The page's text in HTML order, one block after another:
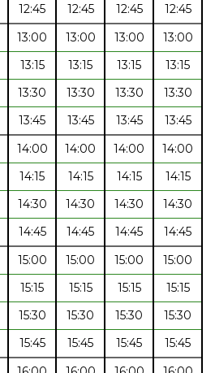
12:45 12:45 12:45
12:45
13:00 13:00 13:00
13:00
13:15 13:15 13:15
13:15
13:30 13:30 13:30
13:30
13:45 13:45 13:45
13:45
14:00 14:00 14:00
14:00
14:15 14:15 14:15
14:15
14:30 14:30 14:30
14:30
14:45 14:45 14:45
14:45
15:00 15:00 15:00
15:00
15:15 15:15 15:15
15:15
15:30 15:30 15:30
15:30
15:45 15:45 15:45
15:45